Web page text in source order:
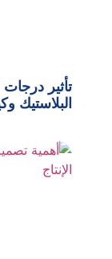
تأثير
البلاستيك